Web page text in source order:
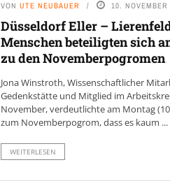
VON UTE NEUBAUER 10. NOVEMBER
Düsseldorf Eller –
Menschen beteiligten sich
zu den Novemberpogromen
Jona Winstroth, Wissenschaftlicher
Gedenkstätte und Mitglied im
November, verdeutlichte am Montag
zum Novemberpogrom, dass es kaum ...
WEITERLESEN